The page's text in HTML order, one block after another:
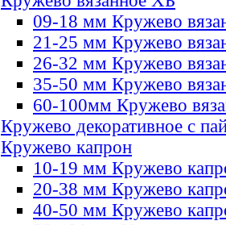
09-18 мм Кружево
21-25 мм Кружево
26-32 мм Кружево
35-50 мм Кружево
60-100мм Кружево
Кружево декоративное с
Кружево капрон
10-19 мм Кружево
20-38 мм Кружево
40-50 мм Кружево